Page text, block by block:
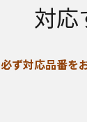
対応
必ず対応品番を